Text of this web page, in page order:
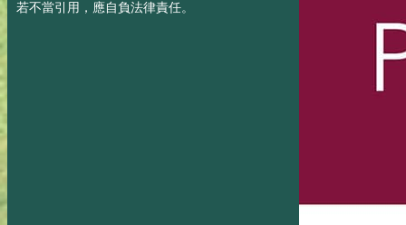
若不當引用，應自負法律責任。